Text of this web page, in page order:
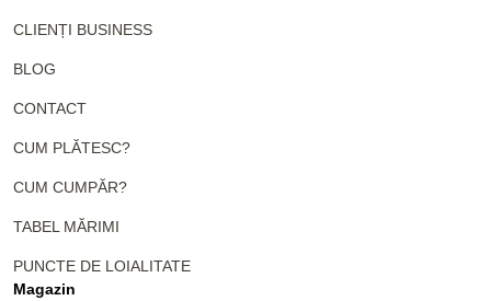
CLIENȚI BUSINESS
BLOG
CONTACT
CUM PLĂTESC?
CUM CUMPĂR?
TABEL MĂRIMI
PUNCTE DE LOIALITATE
Magazin